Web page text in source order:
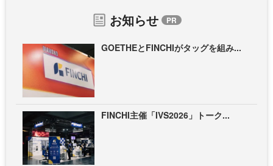
お知らせ
GOETHEとFINCHIがタッグを組み...
FINCHI主催「IVS2026」トーク...